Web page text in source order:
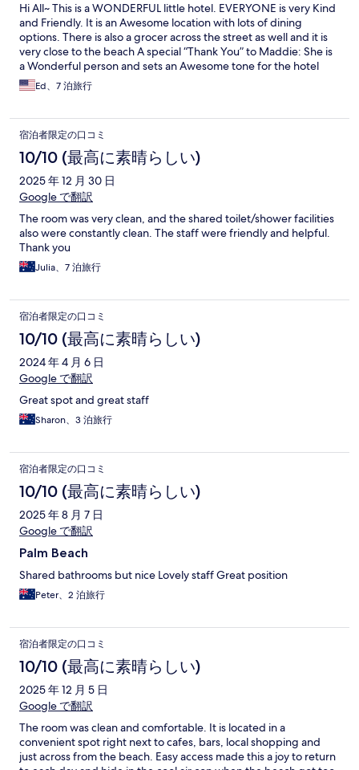
Hi All~ This is a WONDERFUL little hotel. EVERYONE is very Kind
and Friendly. It is an Awesome location with lots of dining
options. There is also a grocer across the street as well and it is
very close to the beach A special “Thank You” to Maddie: She is
a Wonderful person and sets an Awesome tone for the hotel
straight from the get go! Blessings 🙏, Ed~
Ed、7 泊旅行
宿泊者限定の口コミ
10/10 (最高に素晴らしい)
2025 年 12 月 30 日
Google で翻訳
The room was very clean, and the shared toilet/shower facilities
also were constantly clean. The staff were friendly and helpful.
Thank you
Julia、7 泊旅行
宿泊者限定の口コミ
10/10 (最高に素晴らしい)
2024 年 4 月 6 日
Google で翻訳
Great spot and great staff
Sharon、3 泊旅行
宿泊者限定の口コミ
10/10 (最高に素晴らしい)
2025 年 8 月 7 日
Google で翻訳
Palm Beach
Shared bathrooms but nice Lovely staff Great position
Peter、2 泊旅行
宿泊者限定の口コミ
10/10 (最高に素晴らしい)
2025 年 12 月 5 日
Google で翻訳
The room was clean and comfortable. It is located in a
convenient spot right next to cafes, bars, local shopping and
just across from the beach. Easy access made this a joy to return